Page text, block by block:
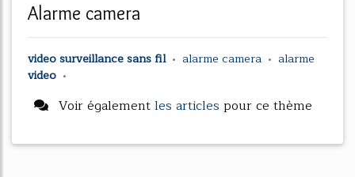
alarme camera
video surveillance sans fil • alarme camera • alarme
video •
Voir égalementles articles pour ce thème